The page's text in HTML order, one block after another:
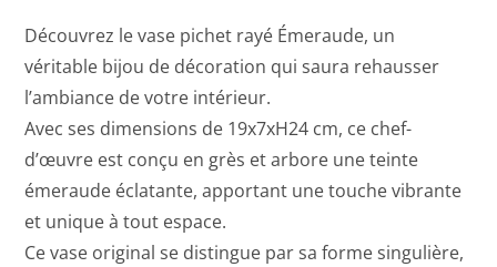
Découvrez le vase pichet rayé Émeraude, un
véritable bijou de décoration qui saura rehausser
l’ambiance de votre intérieur.
Avec ses dimensions de 19x7xH24 cm, ce chef-
d’œuvre est conçu en grès et arbore une teinte
émeraude éclatante, apportant une touche vibrante
et unique à tout espace.
Ce vase original se distingue par sa forme singulière,